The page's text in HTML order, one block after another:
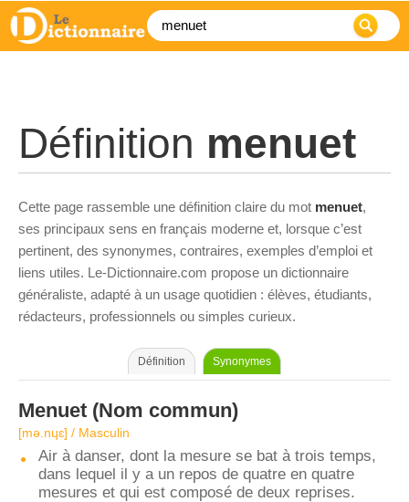
Définition menuet
Cette page rassemble une définition claire du mot menuet,
ses principaux sens en français moderne et, lorsque c’est
pertinent, des synonymes, contraires, exemples d’emploi et
liens utiles. Le-Dictionnaire.com propose un dictionnaire
généraliste, adapté à un usage quotidien : élèves, étudiants,
rédacteurs, professionnels ou simples curieux.
Définition Synonymes
Menuet (Nom commun)
[mə.nɥɛ] / Masculin
Air à danser, dont la mesure se bat à trois temps,
dans lequel il y a un repos de quatre en quatre
mesures et qui est composé de deux reprises.